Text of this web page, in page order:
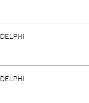
DELPHI
DELPHI